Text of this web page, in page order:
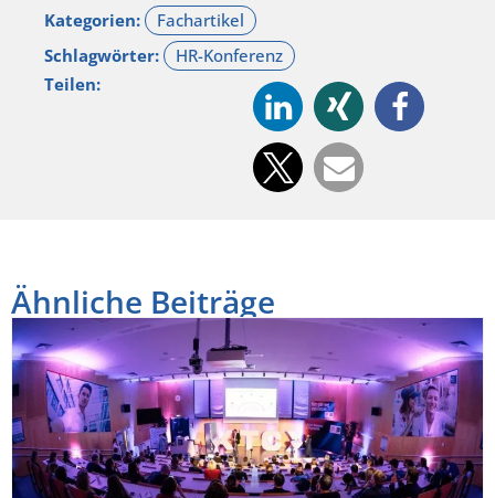
Kategorien:
Schlagwörter:
Teilen:
Ähnliche Beiträge